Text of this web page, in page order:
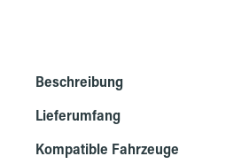
Beschreibung
Lieferumfang
Kompatible Fahrzeuge